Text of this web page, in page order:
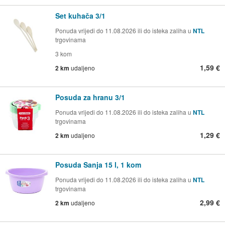
Set kuhača 3/1
Ponuda vrijedi do 11.08.2026 ili do isteka zaliha u NTL
trgovinama
3 kom
2 km udaljeno 1,59 €
Posuda za hranu 3/1
Ponuda vrijedi do 11.08.2026 ili do isteka zaliha u NTL
trgovinama
2 km udaljeno 1,29 €
Posuda Sanja 15 l, 1 kom
Ponuda vrijedi do 11.08.2026 ili do isteka zaliha u NTL
trgovinama
2 km udaljeno 2,99 €